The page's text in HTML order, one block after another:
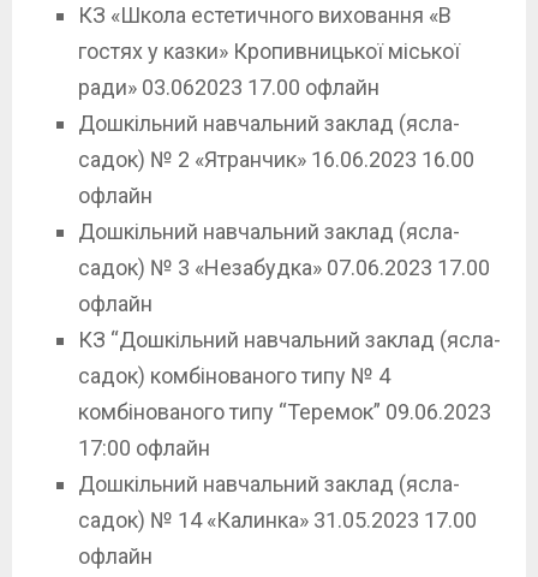
КЗ «Школа естетичного виховання «В
гостях у казки» Кропивницької міської
ради» 03.062023 17.00 офлайн
Дошкільний навчальний заклад (ясла-
садок) № 2 «Ятранчик» 16.06.2023 16.00
офлайн
Дошкільний навчальний заклад (ясла-
садок) № 3 «Незабудка» 07.06.2023 17.00
офлайн
КЗ “Дошкільний навчальний заклад (ясла-
садок) комбінованого типу № 4
комбінованого типу “Теремок” 09.06.2023
17:00 офлайн
Дошкільний навчальний заклад (ясла-
садок) № 14 «Калинка» 31.05.2023 17.00
офлайн